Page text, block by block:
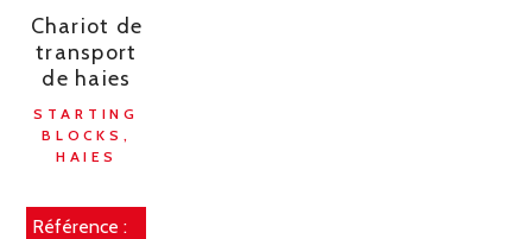
Chariot de
transport
de haies
STARTING
BLOCKS,
HAIES
Référence :